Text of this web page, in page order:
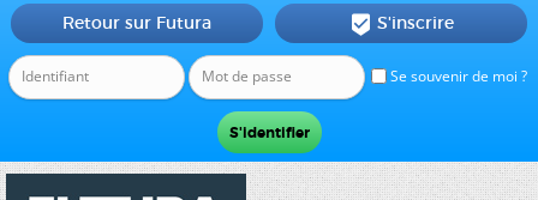
Se souvenir de moi ?
Retour sur Futura  S'inscrire